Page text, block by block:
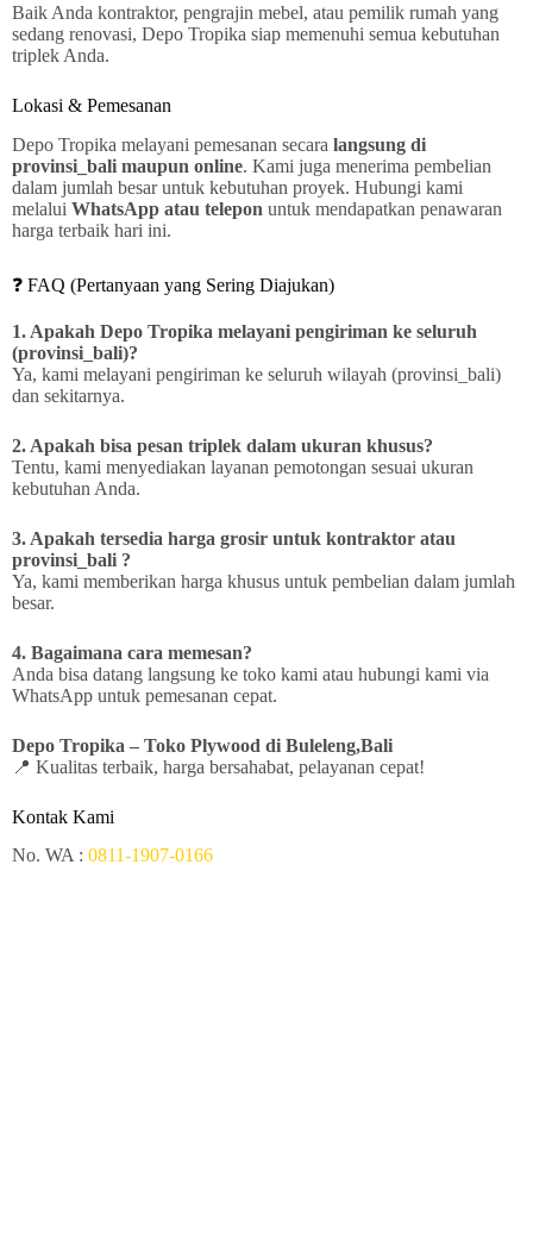
Baik Anda kontraktor, pengrajin mebel, atau pemilik rumah yang
sedang renovasi, Depo Tropika siap memenuhi semua kebutuhan
triplek Anda.
Lokasi & Pemesanan
Depo Tropika melayani pemesanan secara langsung di
provinsi_bali maupun online. Kami juga menerima pembelian
dalam jumlah besar untuk kebutuhan proyek. Hubungi kami
melalui WhatsApp atau telepon untuk mendapatkan penawaran
harga terbaik hari ini.
❓ FAQ (Pertanyaan yang Sering Diajukan)
1. Apakah Depo Tropika melayani pengiriman ke seluruh
(provinsi_bali)?
Ya, kami melayani pengiriman ke seluruh wilayah (provinsi_bali)
dan sekitarnya.
2. Apakah bisa pesan triplek dalam ukuran khusus?
Tentu, kami menyediakan layanan pemotongan sesuai ukuran
kebutuhan Anda.
3. Apakah tersedia harga grosir untuk kontraktor atau
provinsi_bali ?
Ya, kami memberikan harga khusus untuk pembelian dalam jumlah
besar.
4. Bagaimana cara memesan?
Anda bisa datang langsung ke toko kami atau hubungi kami via
WhatsApp untuk pemesanan cepat.
Depo Tropika – Toko Plywood di Buleleng,Bali
📍 Kualitas terbaik, harga bersahabat, pelayanan cepat!
Kontak Kami
No. WA : 0811-1907-0166